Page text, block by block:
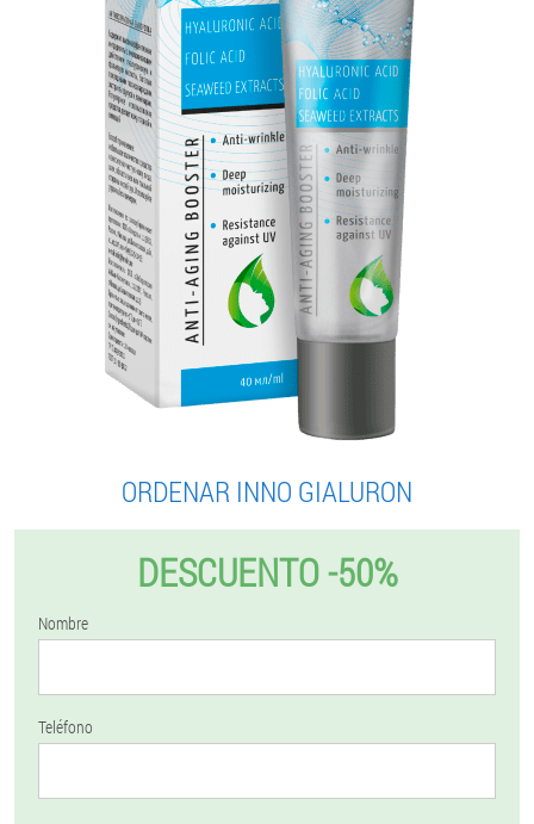
ORDENAR INNO GIALURON
DESCUENTO -50%
Nombre
Teléfono